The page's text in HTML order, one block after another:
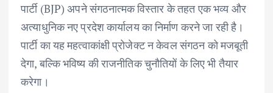
पार्टी (BJP) अपने संगठनात्मक विस्तार के तहत एक भव्य और
अत्याधुनिक नए प्रदेश कार्यालय का निर्माण करने जा रही है।
पार्टी का यह महत्वाकांक्षी प्रोजेक्ट न केवल संगठन को मजबूती
देगा, बल्कि भविष्य की राजनीतिक चुनौतियों के लिए भी तैयार
करेगा।